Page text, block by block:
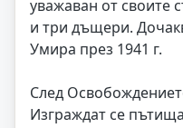
уважаван от своите
и три дъщери.
Умира през 1941 г.
След
Изграждат се